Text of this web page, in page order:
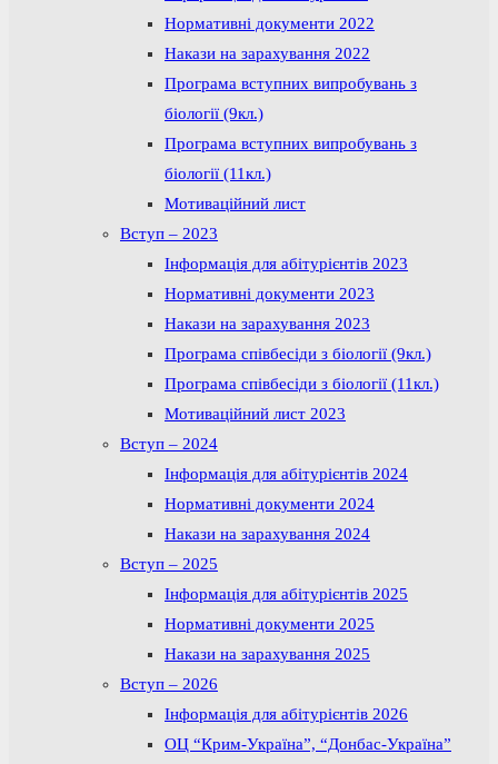
Нормативні документи 2022
Накази на зарахування 2022
Програма вступних випробувань з
біології (9кл.)
Програма вступних випробувань з
біології (11кл.)
Мотиваційний лист
Вступ – 2023
Інформація для абітурієнтів 2023
Нормативні документи 2023
Накази на зарахування 2023
Програма співбесіди з біології (9кл.)
Програма співбесіди з біології (11кл.)
Мотиваційний лист 2023
Вступ – 2024
Інформація для абітурієнтів 2024
Нормативні документи 2024
Накази на зарахування 2024
Вступ – 2025
Інформація для абітурієнтів 2025
Нормативні документи 2025
Накази на зарахування 2025
Вступ – 2026
Інформація для абітурієнтів 2026
ОЦ “Крим-Україна”, “Донбас-Україна”